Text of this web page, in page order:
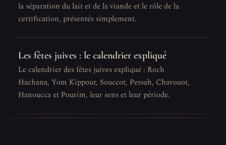
la séparation du lait et de la viande et le rôle de la
certification, présentés simplement.
Les fêtes juives : le calendrier expliqué
Le calendrier des fêtes juives expliqué : Roch
Hachana, Yom Kippour, Souccot, Pessah, Chavouot,
Hanoucca et Pourim, leur sens et leur période.